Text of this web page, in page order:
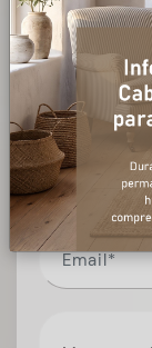
+
Preencha o
temos